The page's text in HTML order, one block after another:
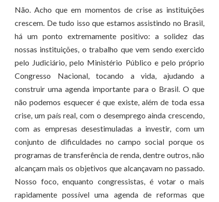
Não. Acho que em momentos de crise as instituições
crescem. De tudo isso que estamos assistindo no Brasil,
há um ponto extremamente positivo: a solidez das
nossas instituições, o trabalho que vem sendo exercido
pelo Judiciário, pelo Ministério Público e pelo próprio
Congresso Nacional, tocando a vida, ajudando a
construir uma agenda importante para o Brasil. O que
não podemos esquecer é que existe, além de toda essa
crise, um país real, com o desemprego ainda crescendo,
com as empresas desestimuladas a investir, com um
conjunto de dificuldades no campo social porque os
programas de transferência de renda, dentre outros, não
alcançam mais os objetivos que alcançavam no passado.
Nosso foco, enquanto congressistas, é votar o mais
rapidamente possível uma agenda de reformas que